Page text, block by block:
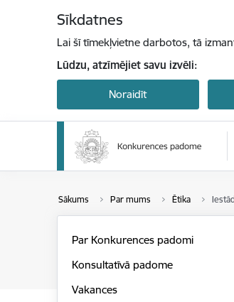
Sīkdatnes
Lai šī tīmekļvietne darbotos, tā
Lūdzu, atzīmējiet savu izvēli:
Noraidīt
Sākums Par mums Ētika
Par Konkurences padomi
Konsultatīvā padome
Vakances